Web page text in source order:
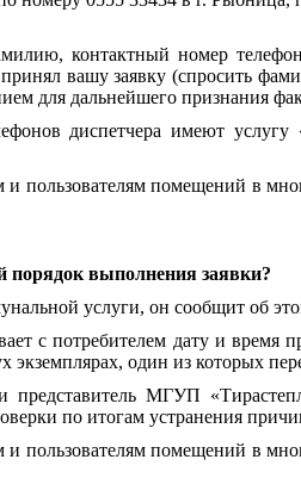
контактный номер
вашу заявку (спросить
для дальнейшего признания
диспетчера имеют услугу
и пользователям помещений в
порядок выполнения заявки?
услуги, он сообщит об
с потребителем дату и время
экземплярах, один из которых
МГУП
по итогам устранения
и пользователям помещений в